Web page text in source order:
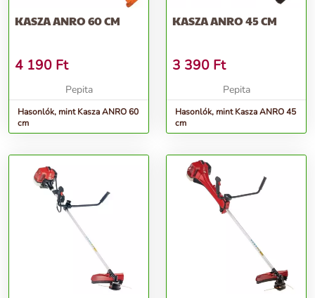
KASZA ANRO 60 CM
4 190 Ft
Pepita
Hasonlók, mint Kasza ANRO 60
cm
KASZA ANRO 45 CM
3 390 Ft
Pepita
Hasonlók, mint Kasza ANRO 45
cm